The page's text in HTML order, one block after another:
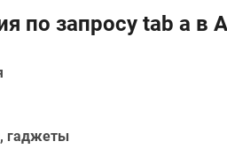
по запросу tab a в
гаджеты